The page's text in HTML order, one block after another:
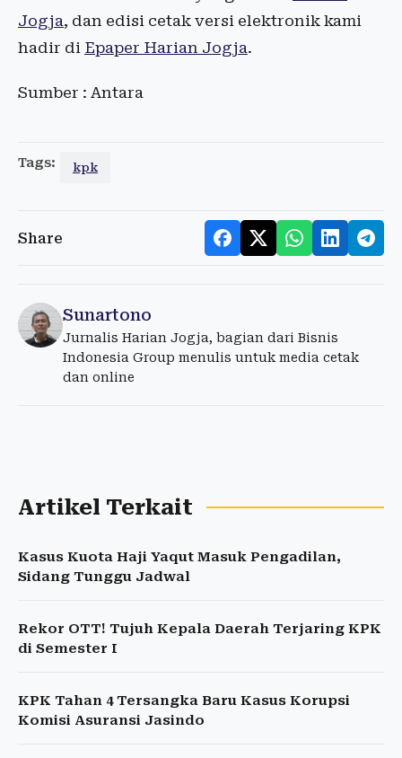
Jogja, dan edisi cetak versi elektronik kami
hadir di Epaper Harian Jogja.
Sumber : Antara
Tags: kpk
Share
Sunartono
Jurnalis Harian Jogja, bagian dari Bisnis
Indonesia Group menulis untuk media cetak
dan online
Artikel Terkait
Kasus Kuota Haji Yaqut Masuk Pengadilan,
Sidang Tunggu Jadwal
Rekor OTT! Tujuh Kepala Daerah Terjaring KPK
di Semester I
KPK Tahan 4 Tersangka Baru Kasus Korupsi
Komisi Asuransi Jasindo